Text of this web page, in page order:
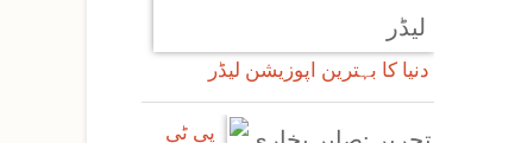
پی ٹی